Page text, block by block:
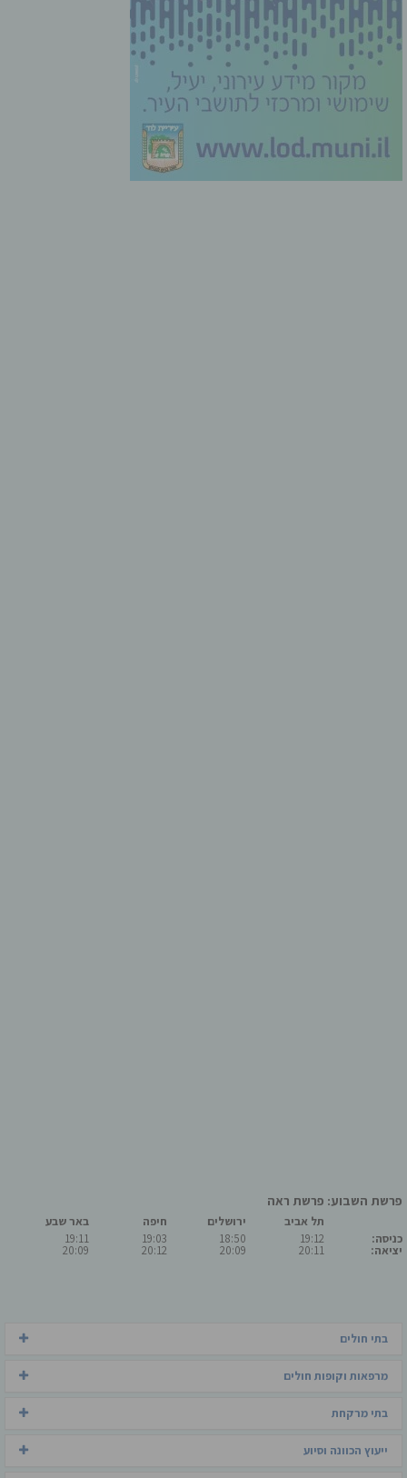
פרשת השבוע: פרשת ראה
כניסה:
יציאה:
תל אביב
19:12
20:11
ירושלים
18:50
20:09
חיפה
19:03
20:12
באר שבע
19:11
20:09
בתי חולים
מרפאות וקופות חולים
בתי מרקחת
ייעוץ הכוונה וסיוע